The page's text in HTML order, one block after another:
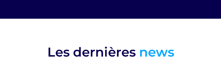
Les dernières news